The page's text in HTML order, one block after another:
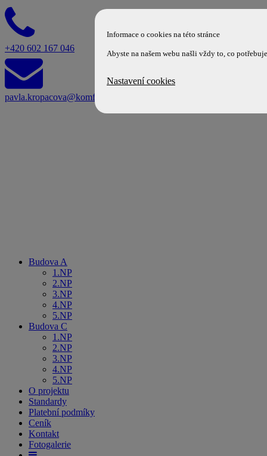
+420 602 167 046
pavla.kropacova@komfort.cz
Budova A
1.NP
2.NP
3.NP
4.NP
5.NP
Budova C
1.NP
2.NP
3.NP
4.NP
5.NP
O projektu
Standardy
Platební podmíky
Ceník
Kontakt
Fotogalerie
Informace o cookies na této stránce
Abyste na našem webu našli vždy to, co
Nastavení cookies